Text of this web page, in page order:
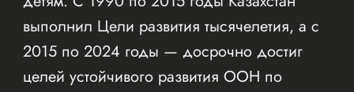
выполнил Цели развития тысячелетия, а с
2015 по 2024 годы — досрочно достиг
целей устойчивого развития ООН по